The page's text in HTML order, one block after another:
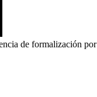
de formalización